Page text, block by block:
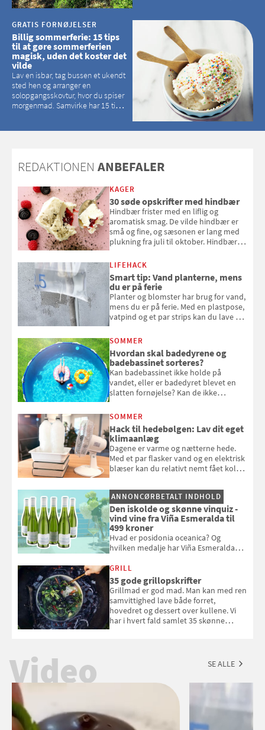
GRATIS FORNØJELSER
Billig sommerferie: 15 tips
til at gøre sommerferien
magisk, uden det koster det
vilde
Lav en isbar, tag bussen et ukendt
sted hen og arranger en
solopgangsskovtur, hvor du spiser
morgenmad. Samvirke har 15 tips
REDAKTIONEN ANBEFALER
KAGER
30 søde opskrifter med hindbær
Hindbær frister med en liflig og
aromatisk smag. De vilde hindbær er
små og fine, og sæsonen er lang med
plukning fra juli til oktober. Hindbær
kan bruge dine hindbær i alt fra
bagværk og salater til is og syltning.
LIFEHACK
Smart tip: Vand planterne, mens
du er på ferie
Planter og blomster har brug for vand,
mens du er på ferie. Med en plastpose,
vatpind og et par strips kan du lave dit
at bede naboen om at vande eller
SOMMER
Hvordan skal badedyrene og
badebassinet sorteres?
Kan badebassinet ikke holde på
vandet, eller er badedyret blevet en
slatten fornøjelse? Kan de ikke
opmærksom, når du smider
badebassinet eller et badedyr ud
SOMMER
Hack til hedebølgen: Lav dit eget
klimaanlæg
Dagene er varme og nætterne hede.
Med et par flasker vand og en elektrisk
blæser kan du relativt nemt fået koldt
og se, hvordan du gør
ANNONCØRBETALT INDHOLD
Den iskolde og skønne vinquiz -
vind vine fra Viña Esmeralda til
499 kroner
Hvad er posidonia oceanica? Og
hvilken medalje har Viña Esmeralda
med i Samvirkes skønne vinquiz, hvor
du kan vinde 6 flasker vin fra Viña
Esmeralda. Konkurrencen slutter 1.
september 2026.
GRILL
35 gode grillopskrifter
Grillmad er god mad. Man kan med ren
samvittighed lave både forret,
hovedret og dessert over kullene. Vi
har i hvert fald samlet 35 skønne
Video SE ALLE